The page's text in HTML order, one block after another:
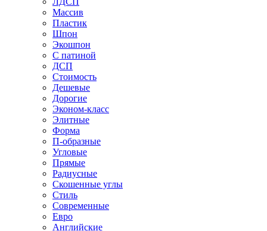
Массив
Пластик
Шпон
Экошпон
С патиной
ДСП
Стоимость
Дешевые
Дорогие
Эконом-класс
Элитные
Форма
П-образные
Угловые
Прямые
Радиусные
Скошенные углы
Стиль
Современные
Евро
Английские